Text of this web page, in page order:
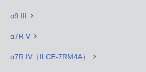
α9 III
α7R V
α7R IV（ILCE-7RM4A）